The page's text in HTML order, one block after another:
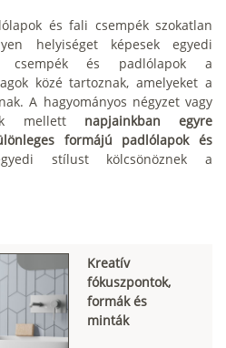
és fali csempék szokatlan
helyiséget képesek egyedi
csempék és padlólapok a
közé tartoznak, amelyeket a
A hagyományos négyzet vagy
mellett napjainkban egyre
formájú padlólapok és
stílust kölcsönöznek a
Kreatív
fókuszpontok,
formák és
minták